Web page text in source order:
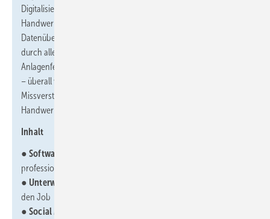
Digitalisierung hat in die unterschiedlichsten Bereiche von
Handwerksunternehmen Einzug gehalten. Sei es die
Datenübergabe zum Steuerberater, der Zugriff auf Projektdaten
durch alle Beteiligten Mitarbeiter, etwa per Tablett und App,
Anlagenfernüberwachung oder digital unterstützte Badplanung
– überall werden Betriebe effizienter und reduzieren Fehler bzw.
Missverständnisse. Der SBZ-Fokus zeigt Ansätze auf und stellt
Handwerksunternehmer vor, die beispielhaft vorangehen.
Inhalt
● Softwarewechsel:
professionell
● Unterwegs digital2:
den Job
● Social Media: